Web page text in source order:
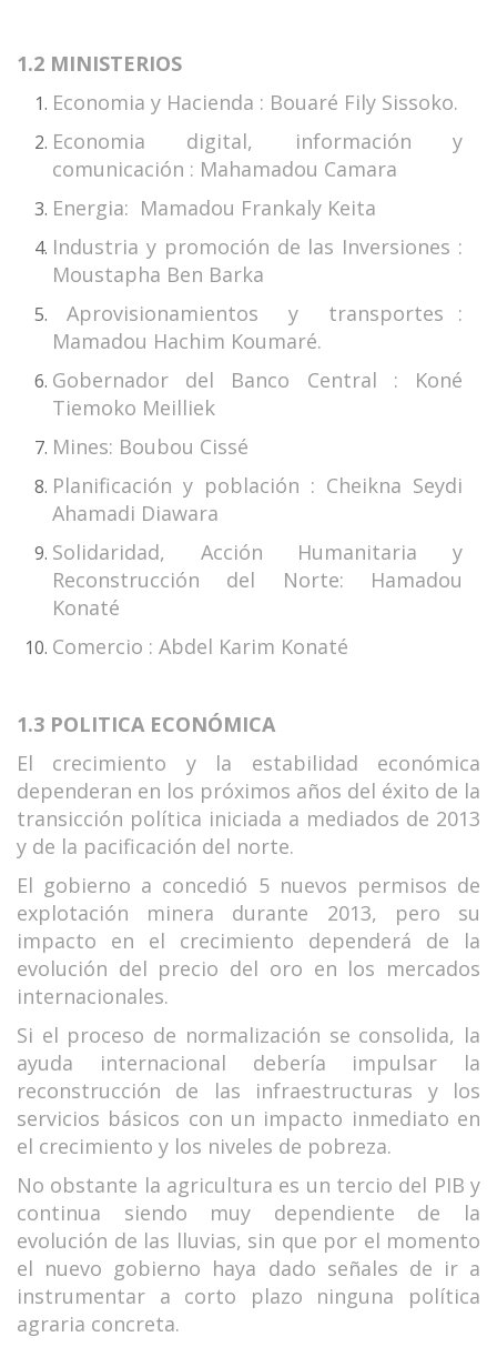
1.2 MINISTERIOS
Economia y Hacienda : Bouaré Fily Sissoko.
Economia digital, información y
comunicación : Mahamadou Camara
Energia: Mamadou Frankaly Keita
Industria y promoción de las Inversiones :
Moustapha Ben Barka
Aprovisionamientos y transportes :
Mamadou Hachim Koumaré.
Gobernador del Banco Central : Koné
Tiemoko Meilliek
Mines: Boubou Cissé
Planificación y población : Cheikna Seydi
Ahamadi Diawara
Solidaridad, Acción Humanitaria y
Reconstrucción del Norte: Hamadou
Konaté
Comercio : Abdel Karim Konaté
1.3 POLITICA ECONÓMICA
El crecimiento y la estabilidad económica
dependeran en los próximos años del éxito de la
transicción política iniciada a mediados de 2013
y de la pacificación del norte.
El gobierno a concedió 5 nuevos permisos de
explotación minera durante 2013, pero su
impacto en el crecimiento dependerá de la
evolución del precio del oro en los mercados
internacionales.
Si el proceso de normalización se consolida, la
ayuda internacional debería impulsar la
reconstrucción de las infraestructuras y los
servicios básicos con un impacto inmediato en
el crecimiento y los niveles de pobreza.
No obstante la agricultura es un tercio del PIB y
continua siendo muy dependiente de la
evolución de las lluvias, sin que por el momento
el nuevo gobierno haya dado señales de ir a
instrumentar a corto plazo ninguna política
agraria concreta.